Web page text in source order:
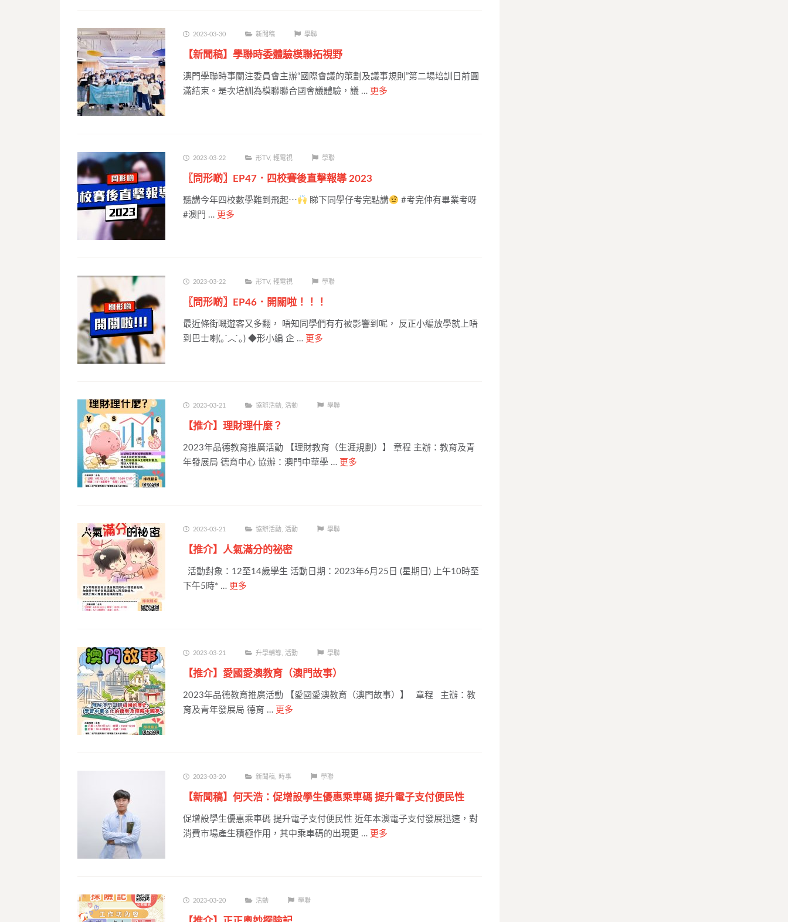
2023-03-30 新聞稿 學聯
【新聞稿】學聯時委體驗模聯拓視野
澳門學聯時事關注委員會主辦“國際會議的策劃及議事規則”第二場培訓日前圓
滿結束。是次培訓為模聯聯合國會議體驗，議 … 更多
2023-03-22 形TV, 輕電視 學聯
〖問形啲〗EP47．四校賽後直擊報導 2023
聽講今年四校數學難到飛起⋯ 睇下同學仔考完點講
#考完仲有畢業考呀
#澳門 … 更多
2023-03-22 形TV, 輕電視 學聯
〖問形啲〗EP46．開關啦！！！
最近條街嘅遊客又多翻， 唔知同學們有冇被影響到呢， 反正小編放學就上唔
到巴士喇(｡ ́︿ ̀｡) ◆形小編 企 … 更多
2023-03-21 協辦活動 活動 學聯
【推介】理財理什麼？
2023年品德教育推廣活動 【理財教育（生涯規劃）】 章程 主辦：教育及青
年發展局 德育中心 協辦：澳門中華學 … 更多
2023-03-21 協辦活動 活動 學聯
【推介】人氣滿分的祕密
活動對象：12至14歲學生 活動日期：2023年6月25日 (星期日) 上午10時至
下午5時* … 更多
2023-03-21 升學輔導 活動 學聯
【推介】愛國愛澳教育（澳門故事）
2023年品德教育推廣活動 【愛國愛澳教育（澳門故事）】 章程 主辦：教
育及青年發展局 德育 … 更多
2023-03-20 新聞稿 時事 學聯
【新聞稿】何天浩：促增設學生優惠乘車碼 提升電子支付便民性
促增設學生優惠乘車碼 提升電子支付便民性 近年本澳電子支付發展迅速，對
消費市場產生積極作用，其中乘車碼的出現更 … 更多
2023-03-20 活動 學聯